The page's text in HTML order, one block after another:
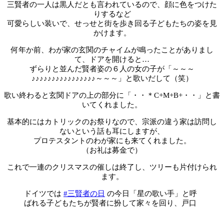
三賢者の一人は黒人だとも言われているので、顔に色をつけた
りするなど
可愛らしい装いで、せっせと街を歩き回る子どもたちの姿を見
かけます。
何年か前、わが家の玄関のチャイムが鳴ったことがありまし
て、ドアを開けると…
ずらりと並んだ賢者姿の６人の女の子が「～～～
♪♪♪♪♪♪♪♪♪♪♪♪♪♪♪♪～～～」と歌いだして（笑）
歌い終わると玄関ドアの上の部分に「・・＊C+M+B+・・」と書
いてくれました。
基本的にはカトリックのお祭りなので、宗派の違う家は訪問し
ないという話も耳にしますが、
プロテスタントのわが家にも来てくれました。
（お礼は募金で）
これで一連のクリスマスの催しは終了し、ツリーも片付けられ
ます。
ドイツでは #三賢者の日 の今日「星の歌い手」と呼
ばれる子どもたちが賢者に扮して家々を回り、戸口